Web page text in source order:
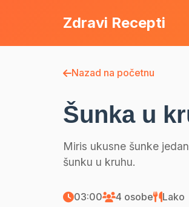
Zdravi Recepti
Nazad na početnu
Šunka u
Miris ukusne šunke
šunku u kruhu.
03:00 4 osobe Lako